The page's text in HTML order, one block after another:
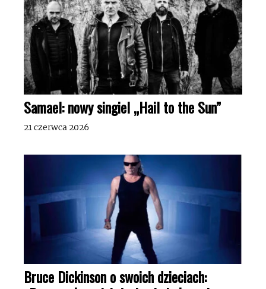
Samael: nowy singiel „Hail to the Sun”
21 czerwca 2026
Bruce Dickinson o swoich dzieciach: